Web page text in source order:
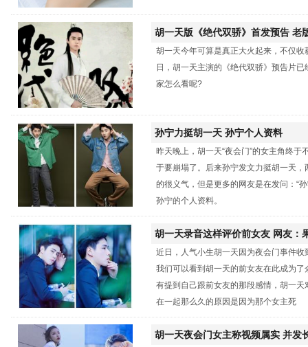
胡一天版《绝代双骄》首发预告 老
还记得吗？
胡一天今年可算是真正大火起来，不仅
日，胡一天主演的《绝代双骄》预告片
家怎么看呢?
孙宁力挺胡一天 孙宁个人资料
昨天晚上，胡一天“夜会门”的女主角终
于要崩塌了。后来孙宁发文力挺胡一天
的很义气，但是更多的网友是在发问：“
孙宁的个人资料。
胡一天录音这样评价前女友 网友：
人设
近日，人气小生胡一天因为夜会门事件
我们可以看到胡一天的前女友在此成为
有提到自己跟前女友的那段感情，胡一
在一起那么久的原因是因为那个女主死
胡一天夜会门女主称视频属实 并发